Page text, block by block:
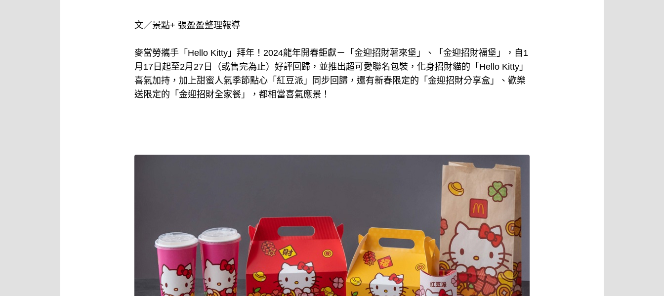
文／景點+ 張盈盈整理報導
麥當勞攜手「Hello Kitty」拜年！2024龍年開春鉅獻－「金迎招財薯來堡」、「金迎招財福堡」，自1
月17日起至2月27日（或售完為止）好評回歸，並推出超可愛聯名包裝，化身招財貓的「Hello Kitty」
喜氣加持，加上甜蜜人氣季節點心「紅豆派」同步回歸，還有新春限定的「金迎招財分享盒」、歡樂
送限定的「金迎招財全家餐」，都相當喜氣應景！